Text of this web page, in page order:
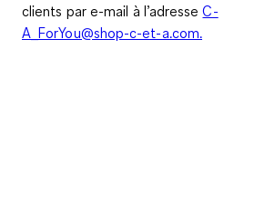
clients par e-mail à l’adresseC-
A_ForYou@shop-c-et-a.com.